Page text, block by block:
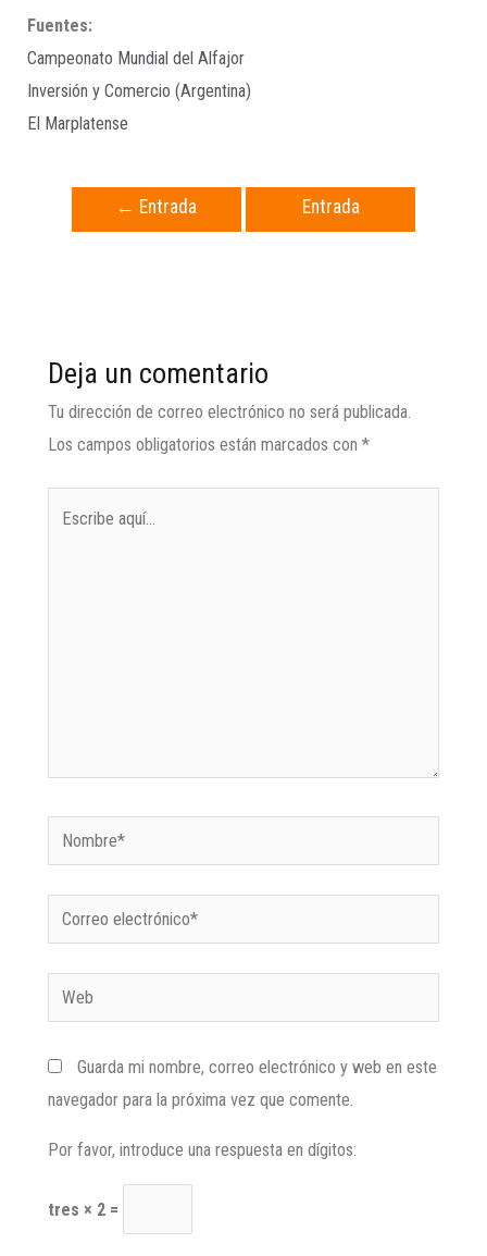
Fuentes:
Campeonato Mundial del Alfajor
Inversión y Comercio (Argentina)
El Marplatense
← Entrada
Entrada
Deja un comentario
Tu dirección de correo electrónico no será publicada.
Los campos obligatorios están marcados con *
Guarda mi nombre, correo electrónico y web en este
navegador para la próxima vez que comente.
Por favor, introduce una respuesta en dígitos:
tres × 2 =